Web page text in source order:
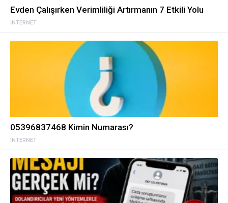
İNTERNET
Evden Çalışırken Verimliliği Artırmanın 7 Etkili Yolu
İNTERNET
05396837468 Kimin Numarası?